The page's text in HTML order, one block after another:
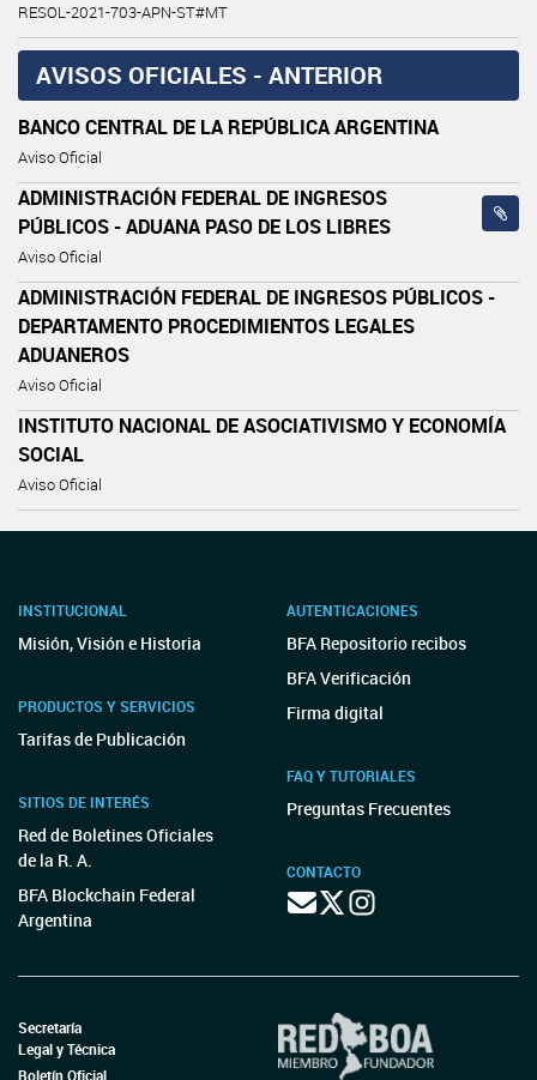
RESOL-2021-703-APN-ST#MT
AVISOS OFICIALES - ANTERIOR
BANCO CENTRAL DE LA REPÚBLICA ARGENTINA
Aviso Oficial
ADMINISTRACIÓN FEDERAL DE INGRESOS
PÚBLICOS - ADUANA PASO DE LOS LIBRES
Aviso Oficial
ADMINISTRACIÓN FEDERAL DE INGRESOS PÚBLICOS -
DEPARTAMENTO PROCEDIMIENTOS LEGALES
ADUANEROS
Aviso Oficial
INSTITUTO NACIONAL DE ASOCIATIVISMO Y ECONOMÍA
SOCIAL
Aviso Oficial
INSTITUCIONAL
Misión, Visión e Historia
PRODUCTOS Y SERVICIOS
Tarifas de Publicación
SITIOS DE INTERÉS
Red de Boletines Oficiales
de la R. A.
BFA Blockchain Federal
Argentina
AUTENTICACIONES
BFA Repositorio recibos
BFA Verificación
Firma digital
FAQ Y TUTORIALES
Preguntas Frecuentes
CONTACTO
Secretaría
Legal y Técnica
Boletín Oficial